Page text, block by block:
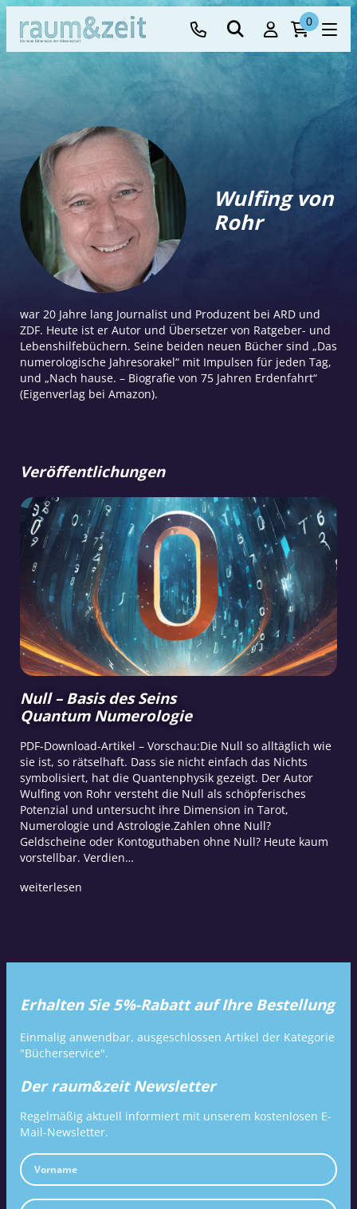
0
Wulfing von
Rohr
war 20 Jahre lang Journalist und Produzent bei ARD und
ZDF. Heute ist er Autor und Übersetzer von Ratgeber- und
Lebenshilfebüchern. Seine beiden neuen Bücher sind „Das
numerologische Jahresorakel“ mit Impulsen für jeden Tag,
und „Nach hause. – Biografie von 75 Jahren Erdenfahrt“
(Eigenverlag bei Amazon).
Veröffentlichungen
Null – Basis des Seins
Quantum Numerologie
PDF-Download-Artikel – Vorschau:Die Null so alltäglich wie
sie ist, so rätselhaft. Dass sie nicht einfach das Nichts
symbolisiert, hat die Quantenphysik gezeigt. Der Autor
Wulfing von Rohr versteht die Null als schöpferisches
Potenzial und untersucht ihre Dimension in Tarot,
Numerologie und Astrologie.Zahlen ohne Null?
Geldscheine oder Kontoguthaben ohne Null? Heute kaum
vorstellbar. Verdien…
weiterlesen
Erhalten Sie 5%-Rabatt auf Ihre Bestellung
Einmalig anwendbar, ausgeschlossen Artikel der Kategorie
"Bücherservice".
Der raum&zeit Newsletter
Regelmäßig aktuell informiert mit unserem kostenlosen E-
Mail-Newsletter.